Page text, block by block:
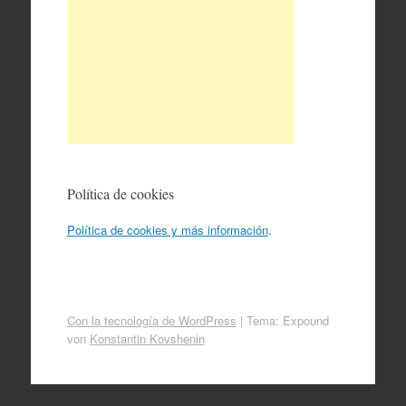
Política de cookies
Política de cookies y más información.
Con la tecnología de WordPress | Tema: Expound
von Konstantin Kovshenin